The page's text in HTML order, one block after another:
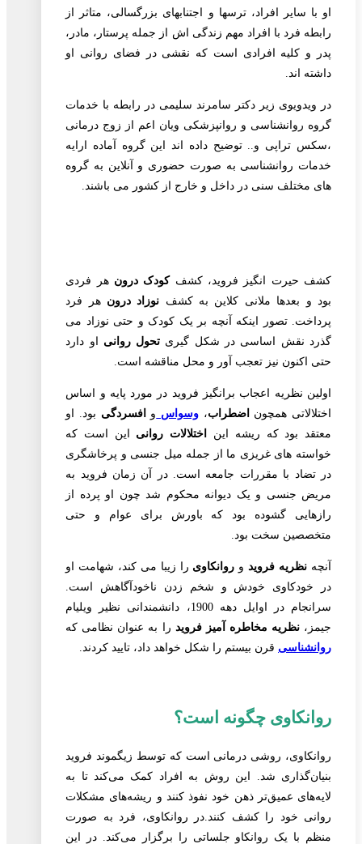
او با سایر افراد، ترسها و اجتنابهای بزرگسالی، متاثر از
رابطه فرد با افراد مهم زندگی اش از جمله پرستار، مادر،
پدر و کلیه افرادی است که نقشی در فضای روانی او
داشته اند.
در ویدویوی زیر دکتر سامرند سلیمی در رابطه با خدمات
گروه روانشناسی و روانپزشکی ویان اعم از زوج درمانی
،سکس تراپی و.. توضیح داده اند این گروه آماده ارایه
خدمات روانشناسی به صورت حضوری و آنلاین به گروه
های مختلف سنی در داخل و خارج از کشور می باشند.
کشف حیرت انگیز فروید، کشفکودک درون هر فردی
بود و بعدها ملانی کلاین به کشف نوزاد درون هر فرد
پرداخت. تصور اینکه آنچه بر یک کودک و حتی نوزاد می
گذرد نقش اساسی در شکل گیری تحول روانی او دارد
حتی اکنون نیز تعجب آور و محل مناقشه است.
اولین نظریه اعجاب برانگیز فروید در مورد پایه و اساس
اختلالاتی همچون
اضطراب،وسواس و افسردگی بود. او
معتقد بود که ریشه این
اختلالات روانی این است که
خواسته های غریزی ما از جمله میل جنسی و پرخاشگری
در تضاد با مقررات جامعه است. در آن زمان فروید به
مریض جنسی و یک دیوانه محکوم شد چون او پرده از
رازهایی گشوده بود که باورش برای عوام و حتی
متخصصین سخت بود.
آنچه نظریه فرویدو روانکاوی را زیبا می کند، شهامت او
در خودکاوی خودش و شخم زدن ناخودآگاهش است.
سرانجام در اوایل دهه 1900، دانشمندانی نظیر ویلیام
جیمز،نظریه مخاطره آمیز فروید را به عنوان نظامی که
روانشناسی قرن بیستم را شکل خواهد داد، تایید کردند.
روانکاوی چگونه است؟
روانکاوی، روشی درمانی است که توسط زیگموند فروید
بنیان‌گذاری شد. این روش به افراد کمک می‌کند تا به
لایه‌های عمیق‌تر ذهن خود نفوذ کنند و ریشه‌های مشکلات
روانی خود را کشف کنند.در روانکاوی، فرد به صورت
منظم با یک روانکاو جلساتی را برگزار می‌کند. در این